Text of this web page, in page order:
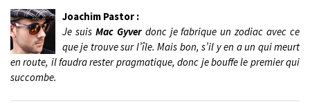
Joachim Pastor :
Je suis Mac Gyverdonc je fabrique un zodiac avec ce
que je trouve sur l’île. Mais bon, s’il y en a un qui meurt
en route, il faudra rester pragmatique, donc je bouffe le premier qui
succombe.